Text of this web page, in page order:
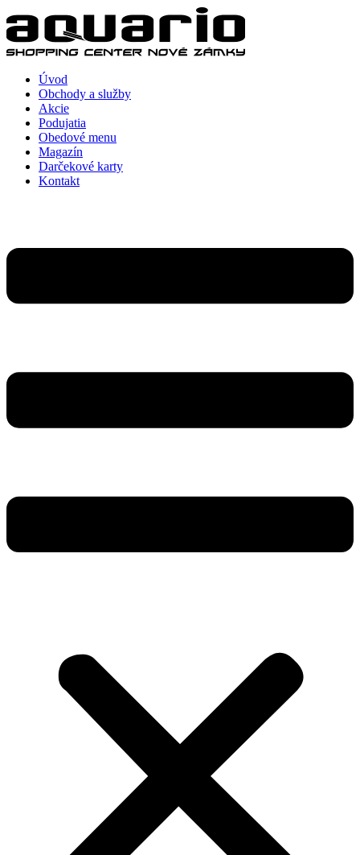
Preskočiť
na
obsah
Úvod
Obchody a služby
Akcie
Podujatia
Obedové menu
Magazín
Darčekové karty
Kontakt